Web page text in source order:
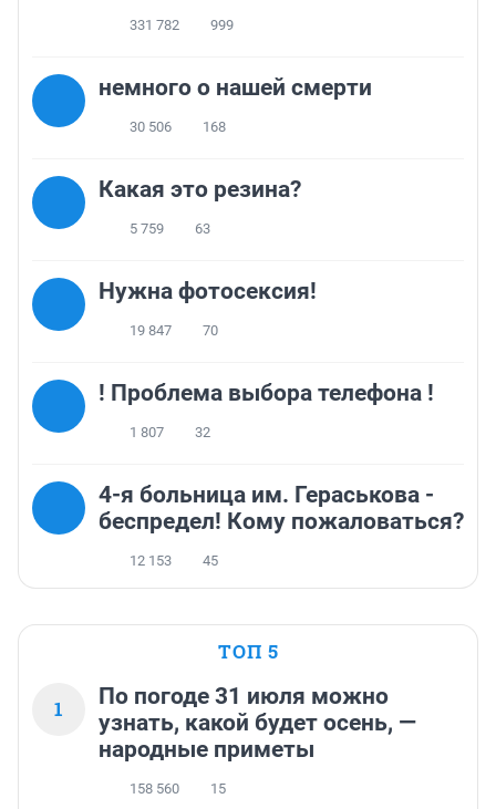
331 782 999
немного о нашей смерти
30 506 168
Какая это резина?
5 759 63
Нужна фотосексия!
19 847 70
! Проблема выбора телефона !
1 807 32
4-я больница им. Гераськова -
беспредел! Кому пожаловаться?
12 153 45
ТОП 5
1
По погоде 31 июля можно
узнать, какой будет осень, —
народные приметы
158 560 15